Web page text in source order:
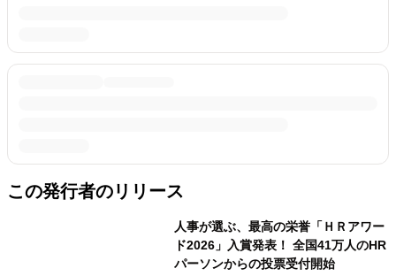
この発行者のリリース
人事が選ぶ、最高の栄誉「ＨＲアワー
ド2026」入賞発表！ 全国41万人のHR
パーソンからの投票受付開始